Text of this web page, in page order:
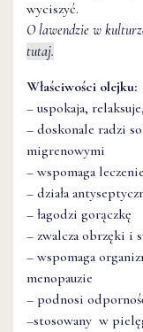
wyciszyć.
O lawendzie w
tutaj.
Właściwości olejku:
– uspokaja,
– doskonale radzi
migrenowymi
– wspomaga
– działa
– łagodzi gorączkę
– zwalcza obrzęki i
– wspomaga
menopauzie
– podnosi
–stosowany w